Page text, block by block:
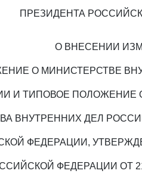
ПРЕЗИДЕНТА
О ВНЕСЕНИИ
О МИНИСТЕРСТВЕ
И ТИПОВОЕ ПОЛОЖЕНИЕ
ВНУТРЕННИХ ДЕЛ
ФЕДЕРАЦИИ,
ФЕДЕРАЦИИ ОТ 21